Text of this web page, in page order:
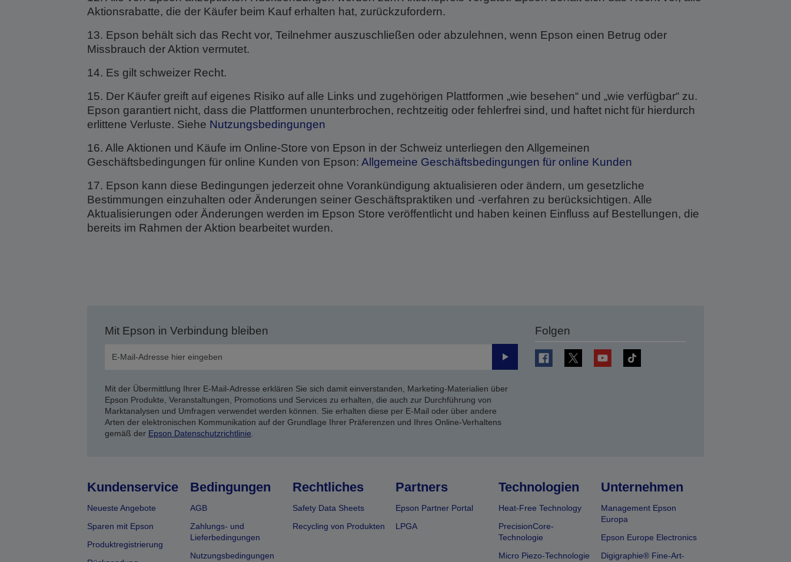
Aktionsrabatte, die der Käufer beim Kauf erhalten hat, zurückzufordern.
13. Epson behält sich das Recht vor, Teilnehmer auszuschließen oder abzulehnen, wenn Epson einen Betrug oder
Missbrauch der Aktion vermutet.
14. Es gilt schweizer Recht.
15. Der Käufer greift auf eigenes Risiko auf alle Links und zugehörigen Plattformen „wie besehen“ und „wie verfügbar“ zu.
Epson garantiert nicht, dass die Plattformen ununterbrochen, rechtzeitig oder fehlerfrei sind, und haftet nicht für hierdurch
erlittene Verluste. Siehe Nutzungsbedingungen
16. Alle Aktionen und Käufe im Online-Store von Epson in der Schweiz unterliegen den Allgemeinen
Geschäftsbedingungen für online Kunden von Epson: Allgemeine Geschäftsbedingungen für online Kunden
17. Epson kann diese Bedingungen jederzeit ohne Vorankündigung aktualisieren oder ändern, um gesetzliche
Bestimmungen einzuhalten oder Änderungen seiner Geschäftspraktiken und -verfahren zu berücksichtigen. Alle
Aktualisierungen oder Änderungen werden im Epson Store veröffentlicht und haben keinen Einfluss auf Bestellungen, die
bereits im Rahmen der Aktion bearbeitet wurden.
Mit Epson in Verbindung bleiben
Senden
Mit der Übermittlung Ihrer E-Mail-Adresse erklären Sie sich damit einverstanden, Marketing-Materialien über
Epson Produkte, Veranstaltungen, Promotions und Services zu erhalten, die auch zur Durchführung von
Marktanalysen und Umfragen verwendet werden können. Sie erhalten diese per E-Mail oder über andere
Arten der elektronischen Kommunikation auf der Grundlage Ihrer Präferenzen und Ihres Online-Verhaltens
gemäß der Epson Datenschutzrichtlinie
Folgen
Kundenservice
Neueste Angebote
Sparen mit Epson
Produktregistrierung
Bedingungen
AGB
Zahlungs- und
Lieferbedingungen
Nutzungsbedingungen
Rechtliches
Safety Data Sheets
Recycling von Produkten
Partners
Epson Partner Portal
LPGA
Technologien
Heat-Free Technology
PrecisionCore-
Technologie
Micro Piezo-Technologie
Unternehmen
Management Epson
Europa
Epson Europe Electronics
Digigraphie® Fine-Art-